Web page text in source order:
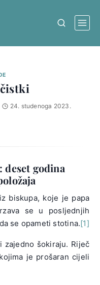
24. studenoga 2023.
deset godina
biskupa, koje je papa
se u posljednjih
se opameti stotina.[1]
zajedno šokiraju. Riječ
je prošaran cijeli